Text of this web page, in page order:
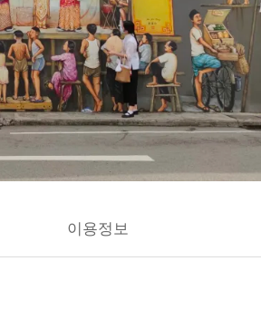
이용정보